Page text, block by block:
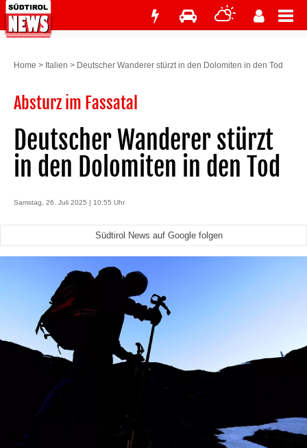
Home > Italien > Deutscher Wanderer stürzt in den Dolomiten in den Tod
Absturz im Fassatal
Deutscher Wanderer stürzt
in den Dolomiten in den Tod
Samstag, 26. Juli 2025 | 10:55 Uhr
Südtirol News auf Google folgen